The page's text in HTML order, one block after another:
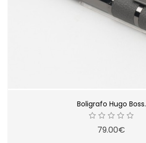
Boligrafo Hugo Boss.
79.00€